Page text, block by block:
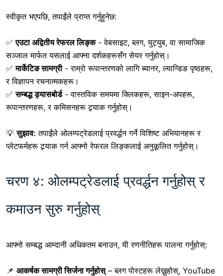
स्वीकृत भएपछि, तपाईंले प्राप्त गर्नुहुनेछ:
✅एउटा अद्वितीय रेफरल लिङ्क- वेबसाइट, ब्लग, युट्युब, वा सामाजिक
सञ्जाल मार्फत यसलाई आफ्ना दर्शकहरूसँग सेयर गर्नुहोस्।
✅मार्केटिङ सामग्री- राम्रो रूपान्तरणको लागि ब्यानर, ल्यान्डिङ पृष्ठहरू,
र विज्ञापन रचनात्मकहरू।
✅सम्बद्ध ड्यासबोर्ड- वास्तविक समयमा क्लिकहरू, साइन-अपहरू,
रूपान्तरणहरू, र कमिसनहरू ट्र्याक गर्नुहोस्।
💡सुझाव: तपाईंले ओलम्पट्रेडलाई प्रवर्द्धन गर्ने विशिष्ट अभियानहरू र
प्लेटफर्महरू ट्र्याक गर्न आफ्नो रेफरल लिङ्कलाई अनुकूलित गर्नुहोस्।
चरण ४: ओलम्पट्रेडलाई प्रवर्द्धन गर्नुहोस् र
कमाउन सुरु गर्नुहोस्
आफ्नो सम्बद्ध आम्दानी अधिकतम बनाउन, यी रणनीतिहरू पालना गर्नुहोस्:
📌 आकर्षक सामग्री सिर्जना गर्नुहोस्– ब्लग पोस्टहरू लेख्नुहोस्, YouTube